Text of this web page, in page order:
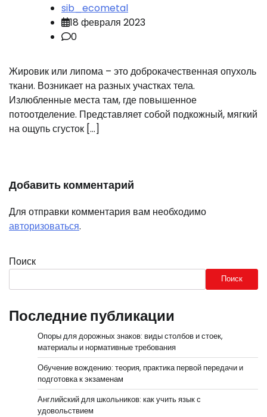
sib_ecometal
18 февраля 2023
0
Жировик или липома – это доброкачественная опухоль
ткани. Возникает на разных участках тела.
Излюбленные места там, где повышенное
потоотделение. Представляет собой подкожный, мягкий
на ощупь сгусток […]
Добавить комментарий
Для отправки комментария вам необходимо
авторизоваться.
Поиск
Поиск
Последние публикации
Опоры для дорожных знаков: виды столбов и стоек,
материалы и нормативные требования
Обучение вождению: теория, практика первой передачи и
подготовка к экзаменам
Английский для школьников: как учить язык с
удовольствием